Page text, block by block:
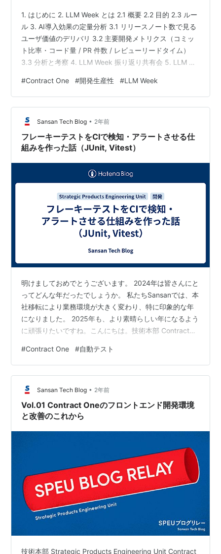
1. はじめに 2. LLM Week とは 2.1 概要 2.2 目的 2.3 ルー
ル 3. AI導入効果の定量分析 3.1 リリースノート数で見る
ユーザ価値のデリバリ 3.2 主要開発メトリクス（コミッ
ト比率・コード量 / PR 件数 / レビューリードタイム）
3.3 分析と考察 4. LLM Week 振り返り共有会 5. LLM 縛
終わりに Sansan技術本部ではカジュアル面談を実施して
います 1. はじめに こんにちは、Contract One
Engineering Unitの高橋です。 先日、開発のほぼすべて
を…
#Contract One #開発生産性 #LLM Week
Sansan Tech Blog • 2年前
フレーキーテストをCIで検知・アラートさせる仕
組みを作った話（JUnit, Vitest）
明けましておめでとうございます。 2024年は皆さんにと
ってどんな年だったでしょうか。 私たちSansanでは、本
社移転により業務環境が大きく変わり、特に印象的な年
になりました。 2025年も、より素晴らしい年になるよう
に頑張りたいですね。こんにちは。技術本部 Contract
ベース「Contract One」の開発業務を担当しています。
フレーキーテストをご存知でしょうか。JetBrains社の記
事にフレーキーなテストとは以下と定義すると記載があ
ります。 *1Flaky なテストは、コードまたはテストその
ものに変更がないにもかかわらず…
#Contract One #自動テスト
Sansan Tech Blog • 2年前
Vol.01 Contract Oneのフロントエンド開発環境
と改善のこれから
技術本部 Strategic Products Engineering Unit Contract